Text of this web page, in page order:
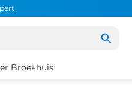
Broekhuis